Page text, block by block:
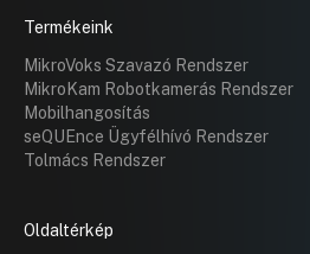
Termékeink
MikroVoks Szavazó Rendszer
MikroKam Robotkamerás Rendszer
Mobilhangosítás
seQUEnce Ügyfélhívó Rendszer
Tolmács Rendszer
Oldaltérkép